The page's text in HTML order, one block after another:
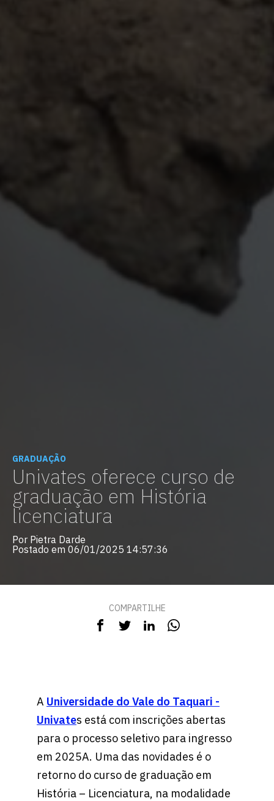
GRADUAÇÃO
Univates oferece curso de
graduação em História
licenciatura
Por Pietra Darde
Postado em 06/01/2025 14:57:36
COMPARTILHE
A Universidade do Vale do Taquari -
Univates está com inscrições abertas
para o processo seletivo para ingresso
em 2025A. Uma das novidades é o
retorno do curso de graduação em
História – Licenciatura, na modalidade